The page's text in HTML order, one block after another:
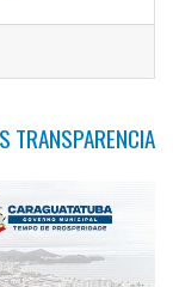
TRANSPARENCIA